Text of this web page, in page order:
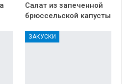
Салат из запеченной
брюссельской капусты
ЗАКУСКИ